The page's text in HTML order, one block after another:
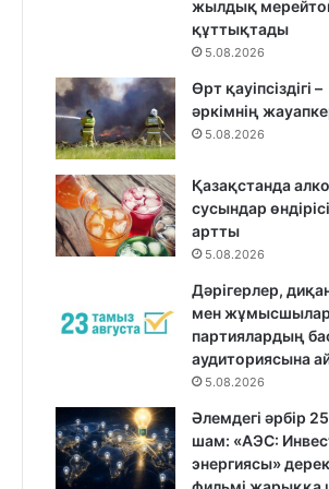
жылдық
құттықтады
5.08.2026
Өрт қауіпсіздігі –
әркімнің
5.08.2026
Қазақстанда
сусындар
артты
5.08.2026
Дәрігерлер,
мен жұмысшылар
партиялардың
аудиториясына
5.08.2026
Әлемдегі әрбір
шам: «АЭС:
энергиясы»